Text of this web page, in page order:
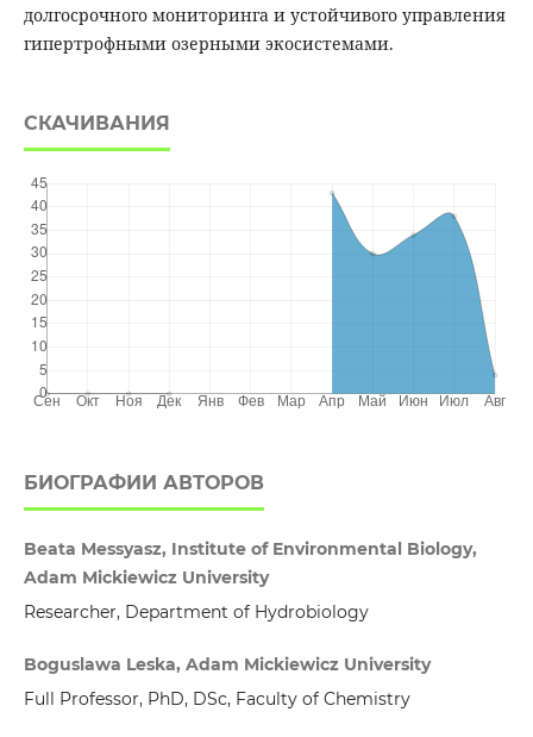
долгосрочного мониторинга и устойчивого управления
гипертрофными озерными экосистемами.
СКАЧИВАНИЯ
БИОГРАФИИ АВТОРОВ
Beata Messyasz, Institute of Environmental Biology,
Adam Mickiewicz University
Researcher, Department of Hydrobiology
Boguslawa Leska, Adam Mickiewicz University
Full Professor, PhD, DSc, Faculty of Chemistry